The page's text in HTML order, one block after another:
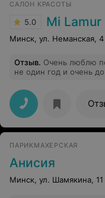
САЛОН КРАСОТЫ
5.0 Mi Lamur
Минск, ул. Неманская, 4
Отзыв. Очень люблю
не один год и очень
ПАРИКМАХЕРСКАЯ
Анисия
Минск, ул. Шамякина, 11